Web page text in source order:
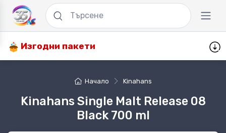
Изгодни пакети
Начало Kinahans
Kinahans Single Malt Release 08
Black 700 ml